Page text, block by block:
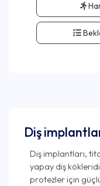
Diş
Diş implantları,
yapay diş
protezler için